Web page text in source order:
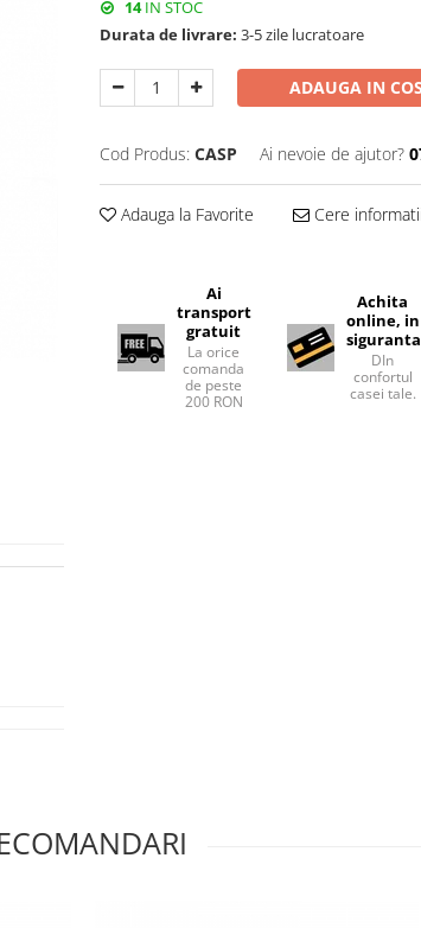
14IN STOC
Durata de livrare: 3-5 zile lucratoare
ADAUGA IN COS
Cod Produs: CASP Ai nevoie de ajutor?
Adauga la Favorite Cere informatii
Ai
transport
gratuit
La orice
comanda
de peste
200 RON
Achita
online, in
siguranta
DIn
confortul
casei tale.